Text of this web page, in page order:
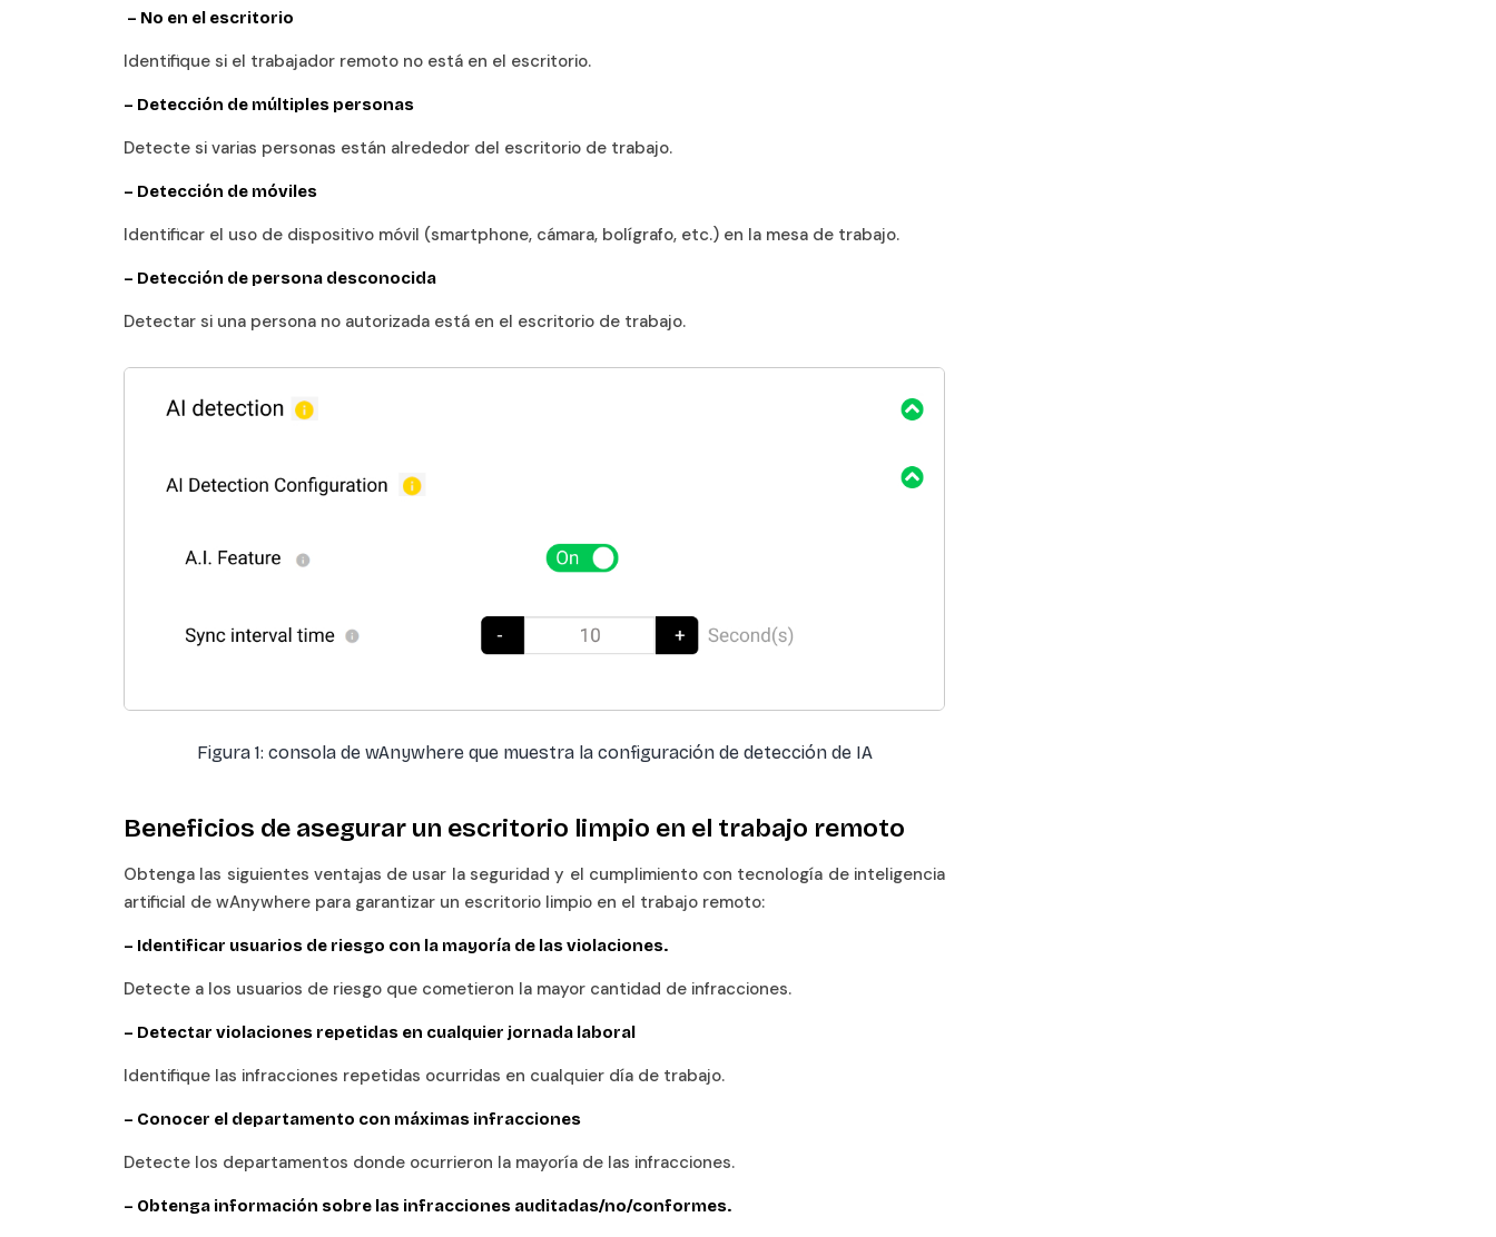
– No en el escritorio
Identifique si el trabajador remoto no está en el escritorio.
– Detección de múltiples personas
Detecte si varias personas están alrededor del escritorio de trabajo.
– Detección de móviles
Identificar el uso de dispositivo móvil (smartphone, cámara, bolígrafo, etc.) en la mesa de trabajo.
– Detección de persona desconocida
Detectar si una persona no autorizada está en el escritorio de trabajo.
Figura 1: consola de wAnywhere que muestra la configuración de detección de IA
Beneficios de asegurar un escritorio limpio en el trabajo remoto
Obtenga las siguientes ventajas de usar la seguridad y el cumplimiento con tecnología de inteligencia
artificial de wAnywhere para garantizar un escritorio limpio en el trabajo remoto:
– Identificar usuarios de riesgo con la mayoría de las violaciones.
Detecte a los usuarios de riesgo que cometieron la mayor cantidad de infracciones.
– Detectar violaciones repetidas en cualquier jornada laboral
Identifique las infracciones repetidas ocurridas en cualquier día de trabajo.
– Conocer el departamento con máximas infracciones
Detecte los departamentos donde ocurrieron la mayoría de las infracciones.
– Obtenga información sobre las infracciones auditadas/no/conformes.